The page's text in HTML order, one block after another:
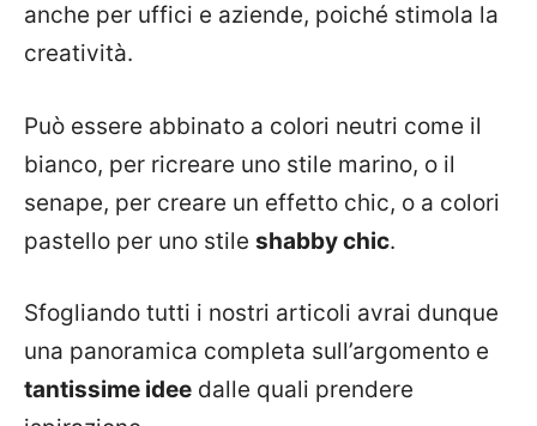
anche per uffici e aziende, poiché stimola la
creatività.
Può essere abbinato a colori neutri come il
bianco, per ricreare uno stile marino, o il
senape, per creare un effetto chic, o a colori
pastello per uno stile shabby chic.
Sfogliando tutti i nostri articoli avrai dunque
una panoramica completa sull’argomento e
tantissime idee dalle quali prendere